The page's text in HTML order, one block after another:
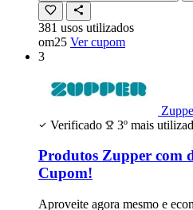
381 usos utilizados
om25 Ver cupom
3
Verificado
3º mais
Produtos Zupper com
Cupom!
Aproveite agora mesmo e